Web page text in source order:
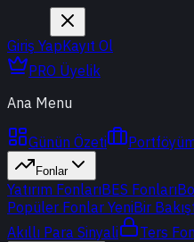
Giriş YapKayıt Ol
PRO Üyelik
Ana Menu
Günün Özeti
Fonlar
Yatırım FonlarıBES Fonları
Popüler Fonlar YeniBir
Akıllı Para Sinyali
Ters